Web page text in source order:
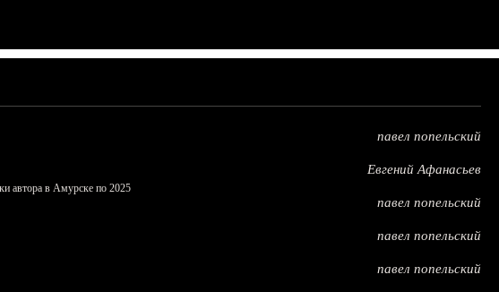
павел попельский
Евгений Афанасьев
автора в Амурске по 2025
павел попельский
павел попельский
павел попельский